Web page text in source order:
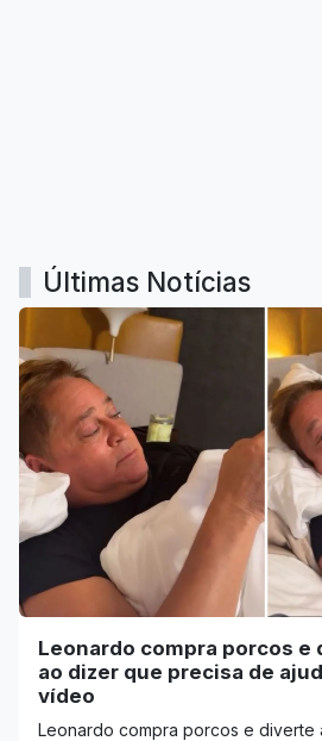
Últimas Notícias
Leonardo compra porcos e
ao dizer que precisa de
vídeo
Leonardo compra porcos e diverte